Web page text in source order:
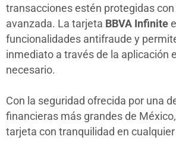
transacciones estén protegidas
avanzada. La tarjeta BBVA Infinite
funcionalidades antifraude y
inmediato a través de la aplicación
necesario.
Con la seguridad ofrecida por una
financieras más grandes de
tarjeta con tranquilidad en